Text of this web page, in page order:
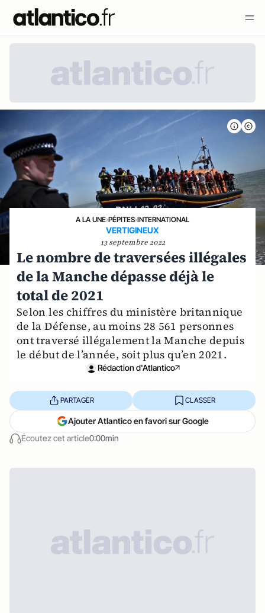
A LA UNE›PÉPITES›INTERNATIONAL
VERTIGINEUX
13 septembre 2022
Le nombre de traversées illégales
de la Manche dépasse déjà le
total de 2021
Selon les chiffres du ministère britannique
de la Défense, au moins 28 561 personnes
ont traversé illégalement la Manche depuis
le début de l’année, soit plus qu’en 2021.
Rédaction d'Atlantico
Écoutez cet article0:00min
PARTAGER CLASSER
Ajouter Atlantico en favori sur Google